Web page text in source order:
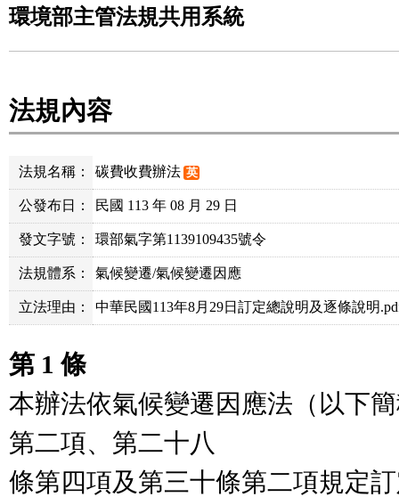
環境部主管法規共用系統
法規內容
法規名稱： 碳費收費辦法 英
公發布日： 民國 113 年 08 月 29 日
發文字號： 環部氣字第1139109435號令
法規體系： 氣候變遷/氣候變遷因應
立法理由： 中華民國113年8月29日訂定總說明及逐條說明
第 1 條
本辦法依氣候變遷因應法（以下
第二項、第二十八
條第四項及第三十條第二項規定